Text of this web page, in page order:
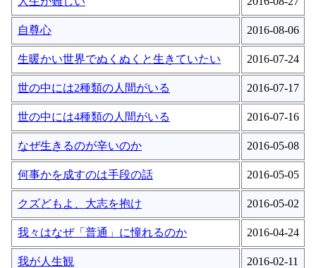
自尊心 2016-08-06
生暖かい世界でぬくぬくと生きていたい 2016-07-24
世の中には2種類の人間がいる 2016-07-17
世の中には4種類の人間がいる 2016-07-16
なぜ生きるのが辛いのか 2016-05-08
何事かを成すのは手段の話 2016-05-05
クズどもよ、大志を抱け 2016-05-02
我々はなぜ「普通」に憧れるのか 2016-04-24
我が人生観 2016-02-11